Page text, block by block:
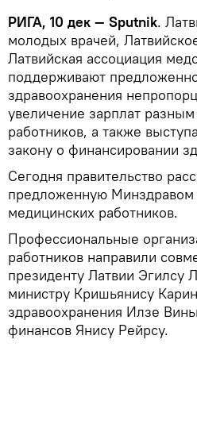
РИГА, 10 дек — Sputnik.
молодых врачей,
Латвийская ассоциация
поддерживают
здравоохранения
увеличение зарплат
работников, а также
закону о финансировании
Сегодня правительство
предложенную Минздравом
медицинских работников.
Профессиональные
работников направили
президенту Латвии Эгилсу
министру Кришьянису
здравоохранения Илзе
финансов Янису Рейрсу.